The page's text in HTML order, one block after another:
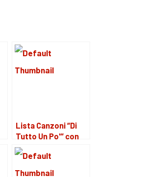
Lista Canzoni “Di
Tutto Un Po'” con
Gianluigi 28
dicembre 2023